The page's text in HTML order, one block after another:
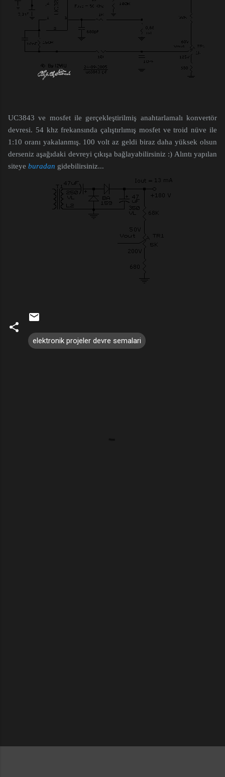
UC3843 ve mosfet ile gerçekleştirilmiş anahtarlamalı konvertör
devresi. 54 khz frekansında çalıştırlımış mosfet ve troid nüve ile
1:10 oranı yakalanmış. 100 volt az geldi biraz daha yüksek olsun
derseniz aşağıdaki devreyi çıkışa bağlayabilirsiniz :) Alıntı yapılan
siteye buradan gidebilirsiniz...
elektronik projeler devre semalari